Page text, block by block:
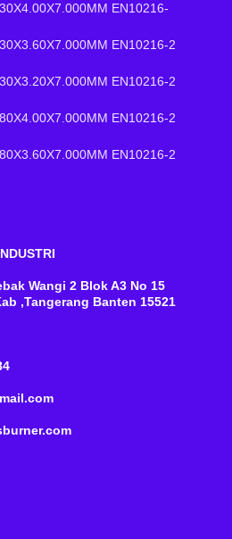
EN10216-
EN10216-2
EN10216-2
EN10216-2
EN10216-2
Wangi 2 Blok A3 No 15
,Tangerang Banten 15521